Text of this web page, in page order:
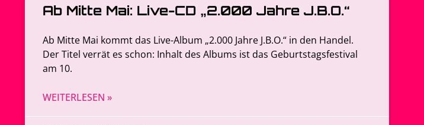
Ab Mitte Mai: Live-CD „2.000 Jahre J.B.O.“
Ab Mitte Mai kommt das Live-Album „2.000 Jahre J.B.O.“ in den Handel.
Der Titel verrät es schon: Inhalt des Albums ist das Geburtstagsfestival
am 10.
WEITERLESEN »